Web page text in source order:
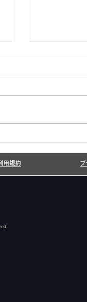
用規約 プ